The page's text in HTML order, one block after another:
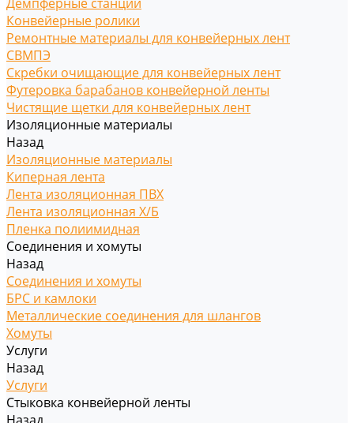
Конвейерные ролики
Ремонтные материалы для конвейерных лент
СВМПЭ
Скребки очищающие для конвейерных лент
Футеровка барабанов конвейерной ленты
Чистящие щетки для конвейерных лент
Изоляционные материалы
Назад
Изоляционные материалы
Киперная лента
Лента изоляционная ПВХ
Лента изоляционная Х/Б
Пленка полиимидная
Соединения и хомуты
Назад
Соединения и хомуты
БРС и камлоки
Металлические соединения для шлангов
Хомуты
Услуги
Назад
Услуги
Стыковка конвейерной ленты